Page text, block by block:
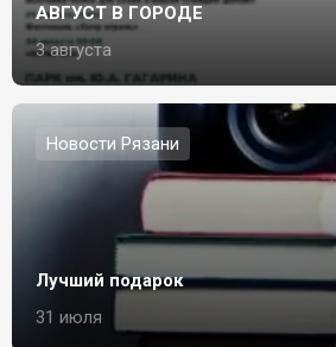
АВГУСТ В ГОРОДЕ
3 августа
Новости Рязани
Лучший подарок
31 июля